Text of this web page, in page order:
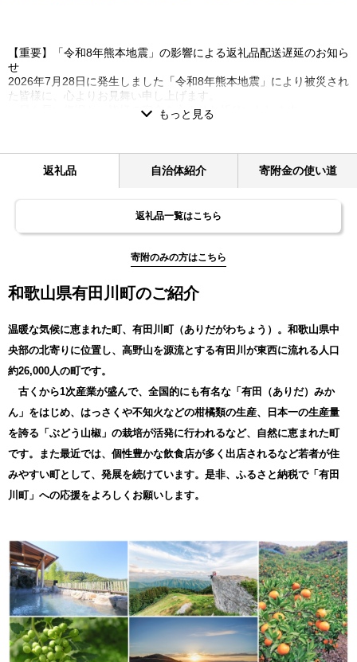
【重要】「令和8年熊本地震」の影響による返礼品配送遅延のお知ら
せ
2026年7月28日に発生しました「令和8年熊本地震」により被災され
た皆様に、心よりお見舞い申し上げます。
一日も早い復旧と、皆様の安全を心よりお祈りいたします。
現在、熊本県一部地域への配送が停止、および九州全域への配送に
遅延が生じております。
お届けまで今しばらくお時間をいただけますよう、何卒ご理解とご
協力を賜りますようお願い申し上げます。
−−−−−−−−−−−−−−−−−−−−−−−−−−−−−−−−−−−−−−−−−−−−−−−−
同一自治体内の方からの寄附に対しては、お礼の品をお送りするこ
・寄附完了後のキャンセルは一切受け付けておりません。
・お寄せ頂いた個人情報は、寄附申込先の自治体が寄附金の受付及
び入金に係る確認・連絡等に利用するものであり、それ以外の目的
で使用するものではありません。
・お礼の品の確認及び送付等を行うため「申込者情報」及び「寄附
情報」等を本事業を連携して実施する株式会社JTBに通知します。
・備考欄に返礼品に関してご入力いただきましても、ご対応出来ま
せんのでご注意ください。お問い合わせは以下までお願いします。
【お礼の品、寄附金受領証明書等、ふるさと納税全般に関するこ
と】
JTBふるぽ（ふるさと納税）コールセンター
TEL：050-3151-9967 ※年中無休（1月1日〜1月3日を除く）10時〜
https://faq.furu-po.com/helpdesk?category_id=231&site_domain=fu
rusato
（お届け日の目安）
※寄附金受領証明書：寄附日から概ね2週間後にお届けします。
（ゴールデンウィーク、お盆、年末年始などの大型連休の期間中は
お届けにお時間がかかる場合があります。）
返礼品 自治体紹介 寄附金の使い道
返礼品一覧はこちら
寄附のみの方はこちら
和歌山県有田川町のご紹介
温暖な気候に恵まれた町、有田川町（ありだがわちょう）。和歌山県中
央部の北寄りに位置し、高野山を源流とする有田川が東西に流れる人口
約26,000人の町です。
古くから1次産業が盛んで、全国的にも有名な「有田（ありだ）みか
ん」をはじめ、はっさくや不知火などの柑橘類の生産、日本一の生産量
を誇る「ぶどう山椒」の栽培が活発に行われるなど、自然に恵まれた町
です。また最近では、個性豊かな飲食店が多く出店されるなど若者が住
みやすい町として、発展を続けています。是非、ふるさと納税で「有田
川町」への応援をよろしくお願いします。